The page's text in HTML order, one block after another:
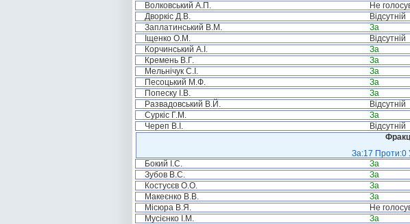
Волковський А.П.
Не
Дворкіс Д.В.
Відсутній
Заплатинський В.М.
За
Іщенко О.М.
Відсутній
Корчинський А.І.
За
Кремень В.Г.
За
Мельнічук С.І.
За
Песоцький М.Ф.
За
Попеску І.В.
За
Развадовський В.Й.
Відсутній
Суркіс Г.М.
За
Череп В.І.
Відсутній
За:17 Проти:0
Бокий І.С.
За
Зубов В.С.
За
Костусєв О.О.
За
Макеєнко В.В.
За
Місюра В.Я.
Не
Мусієнко І.М.
За